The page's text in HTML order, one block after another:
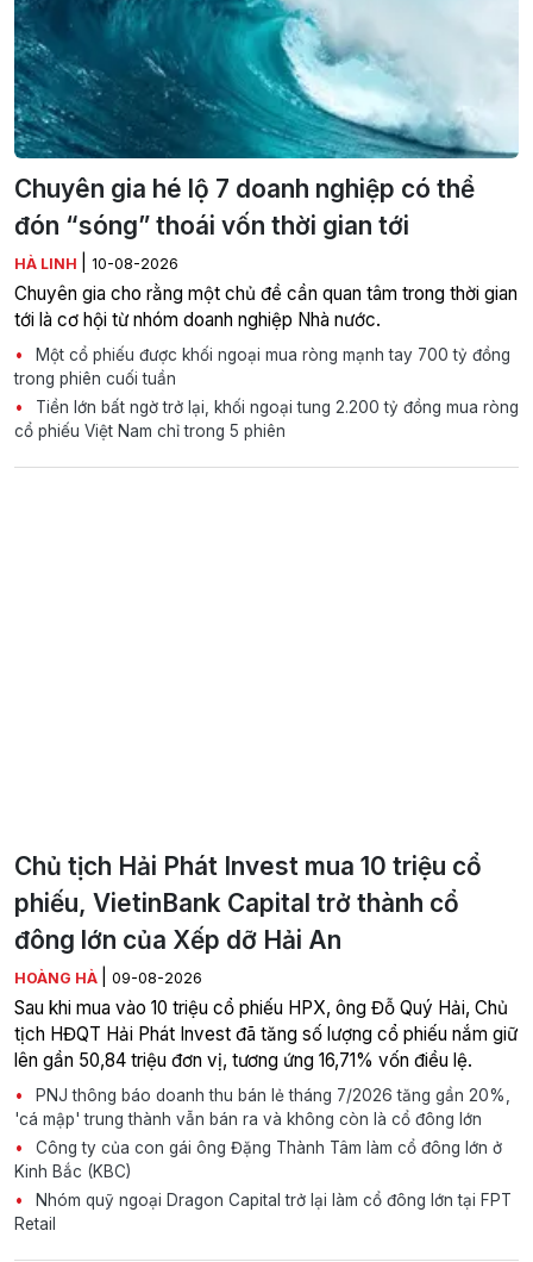
Chuyên gia hé lộ 7 doanh nghiệp có thể
đón “sóng” thoái vốn thời gian tới
HÀ LINH 10-08-2026
Chuyên gia cho rằng một chủ đề cần quan tâm trong thời gian
tới là cơ hội từ nhóm doanh nghiệp Nhà nước.
Một cổ phiếu được khối ngoại mua ròng mạnh tay 700 tỷ đồng
trong phiên cuối tuần
Tiền lớn bất ngờ trở lại, khối ngoại tung 2.200 tỷ đồng mua ròng
cổ phiếu Việt Nam chỉ trong 5 phiên
Chủ tịch Hải Phát Invest mua 10 triệu cổ
phiếu, VietinBank Capital trở thành cổ
đông lớn của Xếp dỡ Hải An
HOÀNG HÀ 09-08-2026
Sau khi mua vào 10 triệu cổ phiếu HPX, ông Đỗ Quý Hải, Chủ
tịch HĐQT Hải Phát Invest đã tăng số lượng cổ phiếu nắm giữ
lên gần 50,84 triệu đơn vị, tương ứng 16,71% vốn điều lệ.
PNJ thông báo doanh thu bán lẻ tháng 7/2026 tăng gần 20%,
'cá mập' trung thành vẫn bán ra và không còn là cổ đông lớn
Công ty của con gái ông Đặng Thành Tâm làm cổ đông lớn ở
Kinh Bắc (KBC)
Nhóm quỹ ngoại Dragon Capital trở lại làm cổ đông lớn tại FPT
Retail